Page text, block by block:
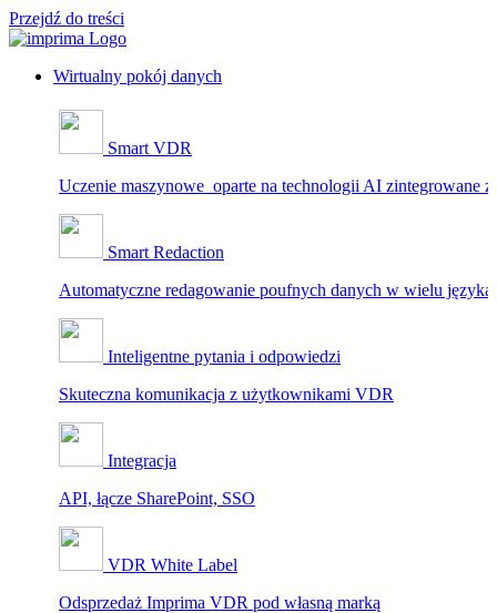
Przejdź do treści
Wirtualny pokój danych
Smart VDR
Uczenie maszynowe oparte na technologii AI zintegrowane
Smart Redaction
Automatyczne redagowanie poufnych danych w wielu
Inteligentne pytania i odpowiedzi
Skuteczna komunikacja z użytkownikami VDR
Integracja
API, łącze SharePoint, SSO
VDR White Label
Odsprzedaż Imprima VDR pod własną marką